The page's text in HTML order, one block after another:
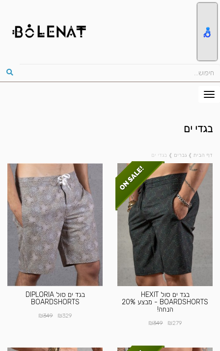
בגדי ים
דף הבית ❱ גברים ❱ בגדי ים
בגד ים סול HEXIT
BOARDSHORTS - מבצע 20%
הנחה!
₪279
₪349
בגד ים סול DIPLORIA
BOARDSHORTS
₪329
₪349